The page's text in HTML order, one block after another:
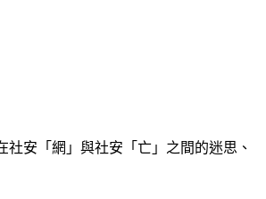
社安「網」與社安「亡」之間的迷思、